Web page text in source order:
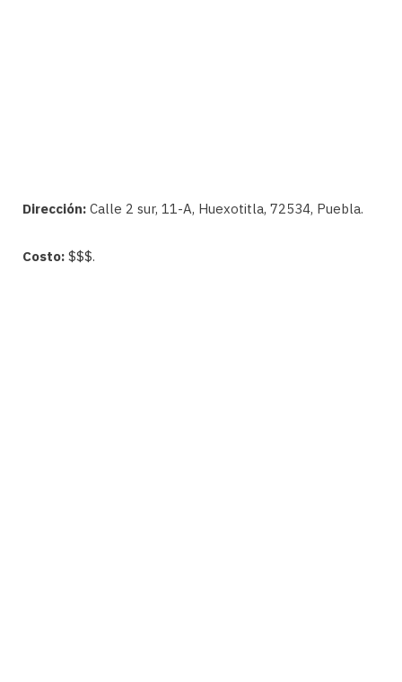
Dirección: Calle 2 sur, 11-A, Huexotitla, 72534, Puebla.
Costo: $$$.